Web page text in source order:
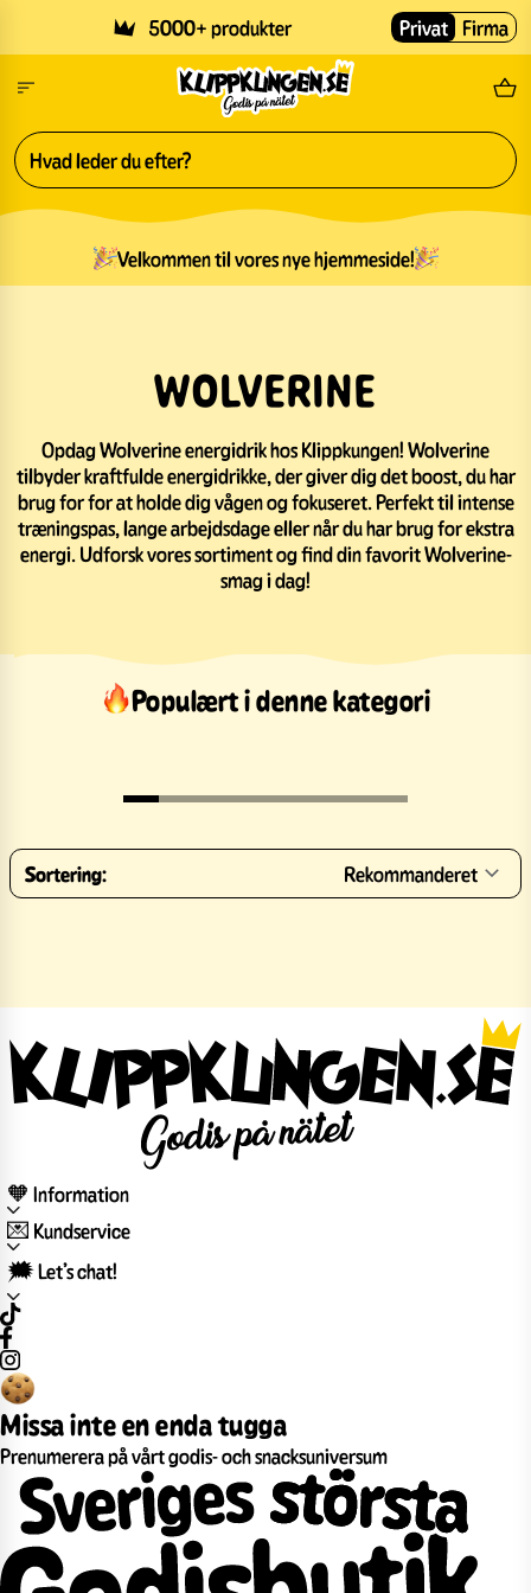
5000+ produkter Privat Firma
Velkommen til vores nye hjemmeside!
WOLVERINE
Opdag Wolverine energidrik hos Klippkungen! Wolverine
tilbyder kraftfulde energidrikke, der giver dig det boost, du har
brug for for at holde dig vågen og fokuseret. Perfekt til intense
træningspas, lange arbejdsdage eller når du har brug for ekstra
energi. Udforsk vores sortiment og find din favorit Wolverine-
smag i dag!
Populært i denne kategori
Sortering: Rekommanderet
🧡 Information
💌 Kundservice
🗯️ Let’s chat!
Missa inte en enda tugga
Prenumerera på vårt godis- och snacksuniversum